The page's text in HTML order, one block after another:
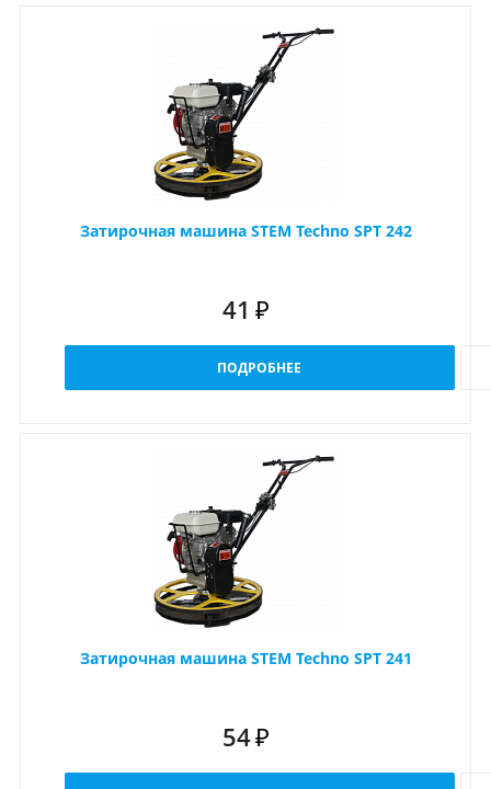
Затирочная машина STEM Techno SPT 242
41 ₽
ПОДРОБНЕЕ
Затирочная машина STEM Techno SPT 241
54₽